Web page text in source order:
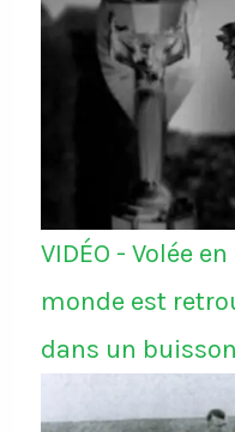
VIDÉO - Volée
monde est
dans un buisson